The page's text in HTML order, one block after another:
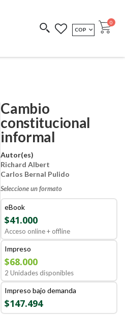
REDIMIR CÓDIGO
MONEDA
COP Cart
0
Cambio
constitucional
informal
Autor(es)
Richard Albert
Carlos Bernal Pulido
Seleccione un formato
eBook
$41.000
Acceso online + offline
Impreso
$68.000
2 Unidades disponibles
Impreso bajo demanda
$147.494